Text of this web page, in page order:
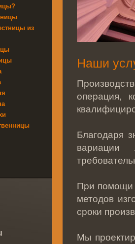
из
Наши
операция,
Благодаря
вариации
При помощи
методов
сроки
Мы